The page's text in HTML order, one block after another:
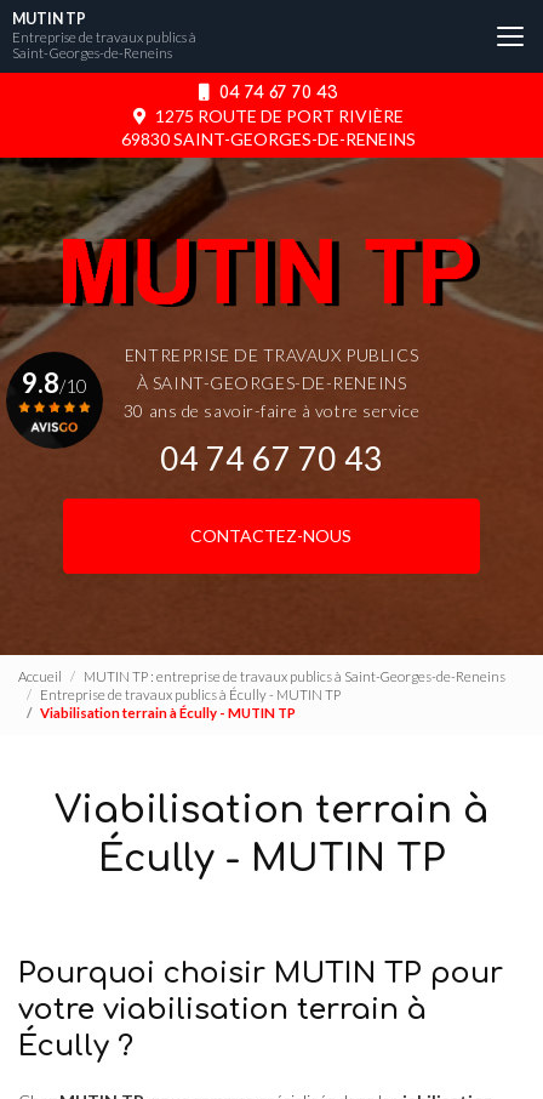
Aller
au
contenu
04 74 67 70 43
1275 ROUTE DE PORT RIVIÈRE
69830 SAINT-GEORGES-DE-RENEINS
MUTIN TP
Entreprise de travaux publics à
Saint-Georges-de-Reneins
ENTREPRISE DE TRAVAUX PUBLICS
À SAINT-GEORGES-DE-RENEINS
30 ans de savoir-faire à votre service
04 74 67 70 43
CONTACTEZ-NOUS
9.8/10
Accueil
MUTIN TP : entreprise de travaux publics à Saint-Georges-de-Reneins
Entreprise de travaux publics à Écully - MUTIN TP
Viabilisation terrain à Écully - MUTIN TP
Viabilisation terrain à
Écully - MUTIN TP
Pourquoi choisir MUTIN TP pour
votre viabilisation terrain à
Écully ?